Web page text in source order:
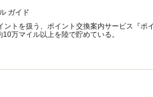
ガイド
ントを扱う、ポイント交換案内サービス『
万マイル以上を陸で貯めている。